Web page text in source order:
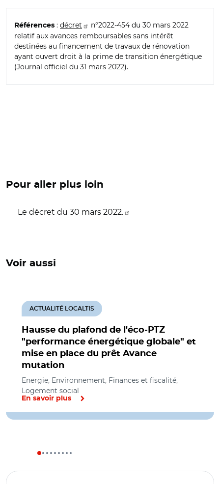
Références : décret
n°2022-454 du 30 mars 2022
relatif aux avances remboursables sans intérêt
destinées au financement de travaux de rénovation
ayant ouvert droit à la prime de transition énergétique
(Journal officiel du 31 mars 2022).
Pour aller plus loin
Le décret du 30 mars 2022.
Voir aussi
Hausse du plafond de l'éco-PTZ
"performance énergétique globale" et
mise en place du prêt Avance
mutation
ACTUALITÉ LOCALTIS
Energie, Environnement, Finances et fiscalité,
Logement social
En savoir plus